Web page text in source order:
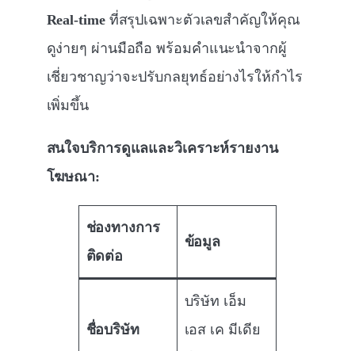
Real-timeที่สรุปเฉพาะตัวเลขสำคัญให้คุณ
ดูง่ายๆ ผ่านมือถือ พร้อมคำแนะนำจากผู้
เชี่ยวชาญว่าจะปรับกลยุทธ์อย่างไรให้กำไร
เพิ่มขึ้น
สนใจบริการดูแลและวิเคราะห์รายงาน
โฆษณา:
ช่องทางการ
ติดต่อ
ข้อมูล
ชื่อบริษัท
บริษัท เอ็ม
เอส เค มีเดีย